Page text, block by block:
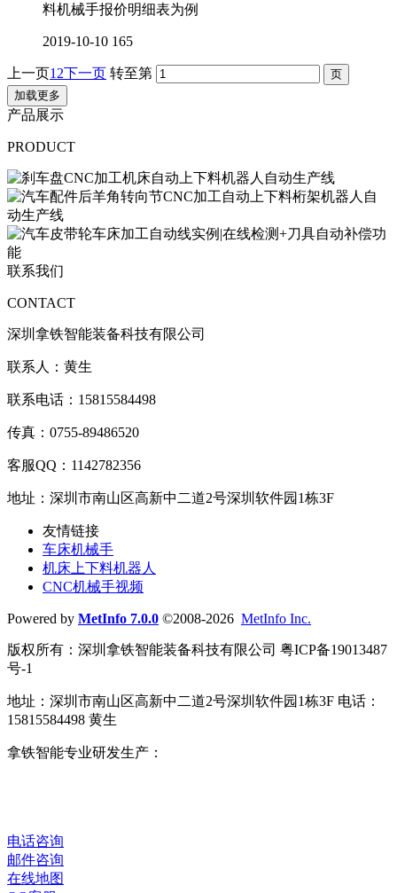
料机械手报价明细表为例
2019-10-10 165
上一页1 2下一页 转至第
加载更多
产品展示
PRODUCT
联系我们
CONTACT
深圳拿铁智能装备科技有限公司
联系人：黄生
联系电话：15815584498
传真：0755-89486520
客服QQ：1142782356
地址：深圳市南山区高新中二道2号深圳软件园1栋3F
友情链接
车床机械手
机床上下料机器人
CNC机械手视频
Powered by MetInfo 7.0.0 ©2008-2026 MetInfo Inc.
版权所有：深圳拿铁智能装备科技有限公司 粤ICP备19013487
号-1
地址：深圳市南山区高新中二道2号深圳软件园1栋3F 电话：
15815584498 黄生
拿铁智能专业研发生产：
电话咨询
邮件咨询
在线地图